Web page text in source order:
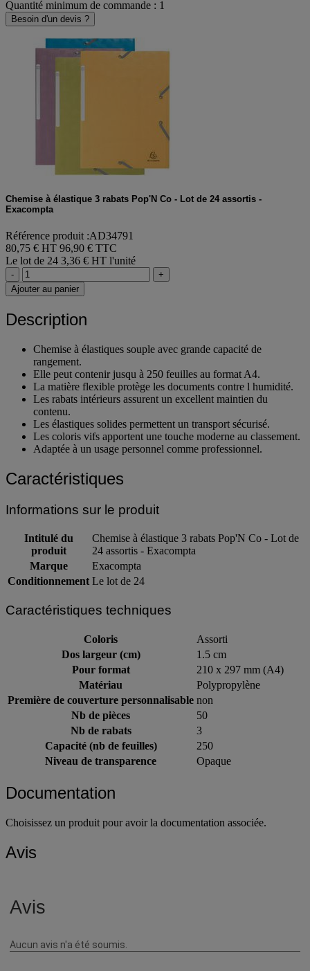
Quantité minimum de commande : 1
Besoin d'un devis ?
Chemise à élastique 3 rabats Pop'N Co - Lot de 24 assortis -
Exacompta
Référence produit :AD34791
80,75 € HT 96,90 € TTC
Le lot de 24 3,36 € HT l'unité
-
+
Ajouter au panier
Description
Chemise à élastiques souple avec grande capacité de
rangement.
Elle peut contenir jusqu à 250 feuilles au format A4.
La matière flexible protège les documents contre l humidité.
Les rabats intérieurs assurent un excellent maintien du
contenu.
Les élastiques solides permettent un transport sécurisé.
Les coloris vifs apportent une touche moderne au classement.
Adaptée à un usage personnel comme professionnel.
Caractéristiques
Informations sur le produit
Intitulé du
produit
Chemise à élastique 3 rabats Pop'N Co - Lot de
24 assortis - Exacompta
Marque
Exacompta
Conditionnement Le lot de 24
Caractéristiques techniques
Coloris
Assorti
Dos largeur (cm)
1.5 cm
Pour format
210 x 297 mm (A4)
Matériau
Polypropylène
Première de couverture personnalisable non
Nb de pièces
50
Nb de rabats
3
Capacité (nb de feuilles)
250
Niveau de transparence
Opaque
Documentation
Choisissez un produit pour avoir la documentation associée.
Avis